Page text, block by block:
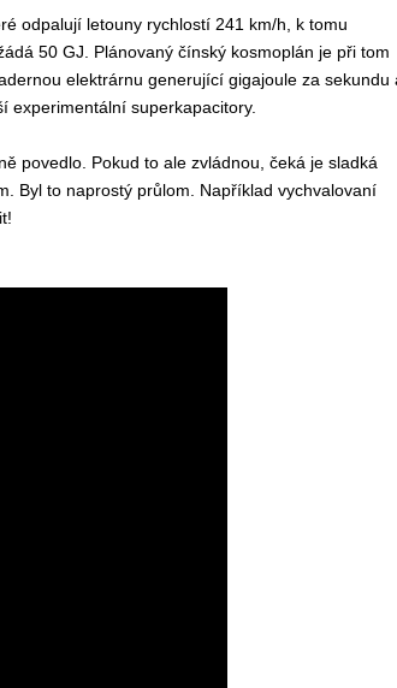
odpalují letouny rychlostí 241 km/h, k tomu
50 GJ. Plánovaný čínský kosmoplán je při tom
elektrárnu generující gigajoule za sekundu
experimentální superkapacitory.
povedlo. Pokud to ale zvládnou, čeká je sladká
Byl to naprostý průlom. Například vychvalovaní